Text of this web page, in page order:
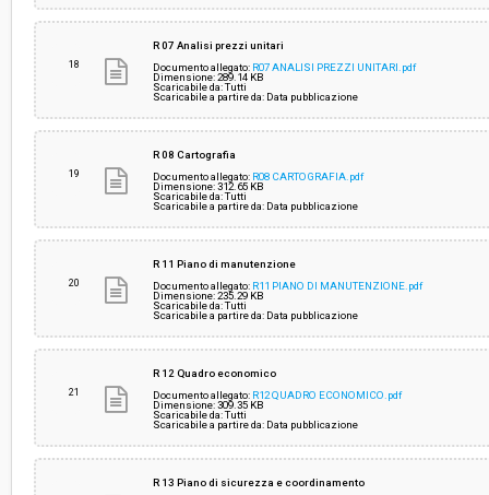
18
R 07 Analisi prezzi unitari
Documento allegato: R07 ANALISI PREZZI UNITARI.pdf
Dimensione: 289.14 KB
Scaricabile da: Tutti
Scaricabile a partire da: Data pubblicazione
19
R 08 Cartografia
Documento allegato: R08 CARTOGRAFIA.pdf
Dimensione: 312.65 KB
Scaricabile da: Tutti
Scaricabile a partire da: Data pubblicazione
20
R 11 Piano di manutenzione
Documento allegato: R11 PIANO DI MANUTENZIONE.pdf
Dimensione: 235.29 KB
Scaricabile da: Tutti
Scaricabile a partire da: Data pubblicazione
21
R 12 Quadro economico
Documento allegato: R12 QUADRO ECONOMICO.pdf
Dimensione: 309.35 KB
Scaricabile da: Tutti
Scaricabile a partire da: Data pubblicazione
R 13 Piano di sicurezza e coordinamento